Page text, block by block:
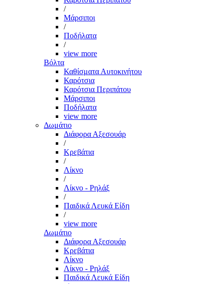
/
Μάρσιποι
/
Ποδήλατα
/
view more
Βόλτα
Καθίσματα Αυτοκινήτου
Καρότσια
Καρότσια Περιπάτου
Μάρσιποι
Ποδήλατα
view more
Δωμάτιο
Διάφορα Αξεσουάρ
/
Κρεβάτια
/
Λίκνο
/
Λίκνο - Ρηλάξ
/
Παιδικά Λευκά Είδη
/
view more
Δωμάτιο
Διάφορα Αξεσουάρ
Κρεβάτια
Λίκνο
Λίκνο - Ρηλάξ
Παιδικά Λευκά Είδη